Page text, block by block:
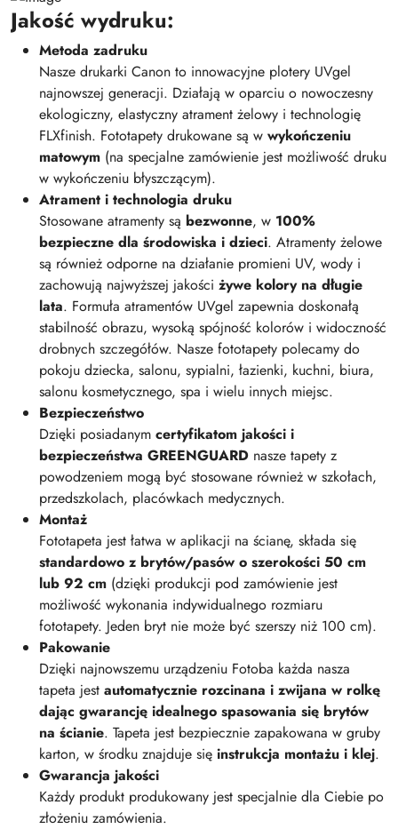
Jakość wydruku:
Metoda zadruku
Nasze drukarki Canon to innowacyjne plotery UVgel
najnowszej generacji. Działają w oparciu o nowoczesny
ekologiczny, elastyczny atrament żelowy i technologię
FLXfinish. Fototapety drukowane są w wykończeniu
matowym (na specjalne zamówienie jest możliwość druku
w wykończeniu błyszczącym).
Atrament i technologia druku
Stosowane atramenty są bezwonne, w 100%
bezpieczne dla środowiska i dzieci. Atramenty żelowe
są również odporne na działanie promieni UV, wody i
zachowują najwyższej jakości żywe kolory na długie
lata. Formuła atramentów UVgel zapewnia doskonałą
stabilność obrazu, wysoką spójność kolorów i widoczność
drobnych szczegółów. Nasze fototapety polecamy do
pokoju dziecka, salonu, sypialni, łazienki, kuchni, biura,
salonu kosmetycznego, spa i wielu innych miejsc.
Bezpieczeństwo
Dzięki posiadanym certyfikatom jakości i
bezpieczeństwa GREENGUARD nasze tapety z
powodzeniem mogą być stosowane również w szkołach,
przedszkolach, placówkach medycznych.
Montaż
Fototapeta jest łatwa w aplikacji na ścianę, składa się
standardowo z brytów/pasów o szerokości 50 cm
lub 92 cm (dzięki produkcji pod zamówienie jest
możliwość wykonania indywidualnego rozmiaru
fototapety. Jeden bryt nie może być szerszy niż 100 cm).
Pakowanie
Dzięki najnowszemu urządzeniu Fotoba każda nasza
tapeta jest automatycznie rozcinana i zwijana w rolkę
dając gwarancję idealnego spasowania się brytów
na ścianie. Tapeta jest bezpiecznie zapakowana w gruby
karton, w środku znajduje się instrukcja montażu i klej.
Gwarancja jakości
Każdy produkt produkowany jest specjalnie dla Ciebie po
złożeniu zamówienia.